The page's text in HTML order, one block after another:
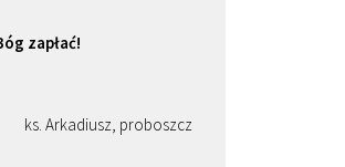
zapłać!
ks. Arkadiusz, proboszcz